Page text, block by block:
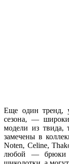
Еще один тренд,
сезона, —
модели из твида,
замечены в
Noten, Celine,
любой — брюки